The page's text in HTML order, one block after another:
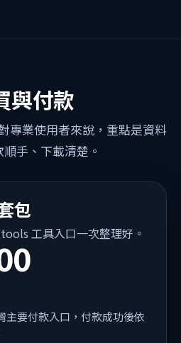
與付款
專業使用者來說，重點是資料
手、下載清楚。
包
工具入口一次整理好。
主要付款入口，付款成功後依